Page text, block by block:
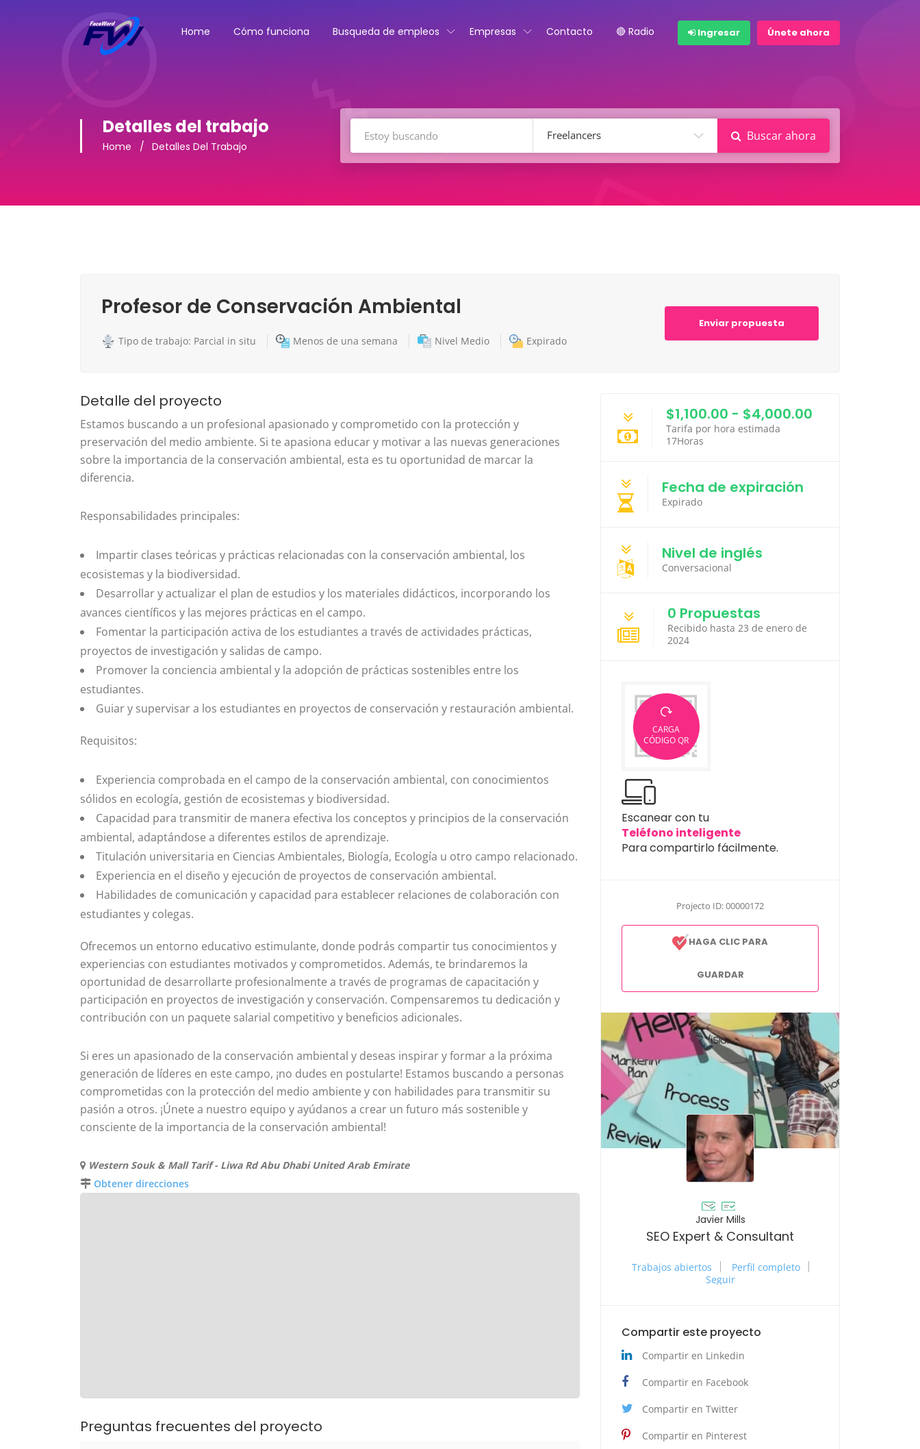
Home Cómo funciona Busqueda de empleos Empresas Contacto 🔴 Radio Ingresar Únete ahora
Detalles del trabajo
Home Detalles Del Trabajo
Freelancers Buscar ahora
Profesor de Conservación Ambiental
Tipo de trabajo: Parcial in situ Menos de una semana Nivel Medio Expirado
Enviar propuesta
Detalle del proyecto
Estamos buscando a un profesional apasionado y comprometido con la protección y
preservación del medio ambiente. Si te apasiona educar y motivar a las nuevas generaciones
sobre la importancia de la conservación ambiental, esta es tu oportunidad de marcar la
diferencia.
Responsabilidades principales:
Impartir clases teóricas y prácticas relacionadas con la conservación ambiental, los
ecosistemas y la biodiversidad.
Desarrollar y actualizar el plan de estudios y los materiales didácticos, incorporando los
avances científicos y las mejores prácticas en el campo.
Fomentar la participación activa de los estudiantes a través de actividades prácticas,
proyectos de investigación y salidas de campo.
Promover la conciencia ambiental y la adopción de prácticas sostenibles entre los
estudiantes.
Guiar y supervisar a los estudiantes en proyectos de conservación y restauración ambiental.
Requisitos:
Experiencia comprobada en el campo de la conservación ambiental, con conocimientos
sólidos en ecología, gestión de ecosistemas y biodiversidad.
Capacidad para transmitir de manera efectiva los conceptos y principios de la conservación
ambiental, adaptándose a diferentes estilos de aprendizaje.
Titulación universitaria en Ciencias Ambientales, Biología, Ecología u otro campo relacionado.
Experiencia en el diseño y ejecución de proyectos de conservación ambiental.
Habilidades de comunicación y capacidad para establecer relaciones de colaboración con
estudiantes y colegas.
Ofrecemos un entorno educativo estimulante, donde podrás compartir tus conocimientos y
experiencias con estudiantes motivados y comprometidos. Además, te brindaremos la
oportunidad de desarrollarte profesionalmente a través de programas de capacitación y
participación en proyectos de investigación y conservación. Compensaremos tu dedicación y
contribución con un paquete salarial competitivo y beneficios adicionales.
Si eres un apasionado de la conservación ambiental y deseas inspirar y formar a la próxima
generación de líderes en este campo, ¡no dudes en postularte! Estamos buscando a personas
comprometidas con la protección del medio ambiente y con habilidades para transmitir su
pasión a otros. ¡Únete a nuestro equipo y ayúdanos a crear un futuro más sostenible y
consciente de la importancia de la conservación ambiental!
Western Souk & Mall Tarif - Liwa Rd Abu Dhabi United Arab Emirate
Obtener direcciones
Preguntas frecuentes del proyecto
$1,100.00 - $4,000.00
Tarifa por hora estimada
17Horas
Fecha de expiración
Expirado
Nivel de inglés
Conversacional
0 Propuestas
Recibido hasta 23 de enero de
2024
CARGA
CÓDIGO QR
Escanear con tu
Teléfono inteligente
Para compartirlo fácilmente.
Projecto ID: 00000172
HAGA CLIC PARA
GUARDAR
Javier Mills
SEO Expert & Consultant
Trabajos abiertos
Perfil completo
Seguir
Compartir este proyecto
Compartir en Linkedin
Compartir en Facebook
Compartir en Twitter
Compartir en Pinterest